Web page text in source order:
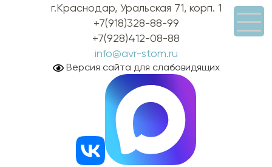
г.Краснодар, Уральская 71, корп. 1
+7(918)328-88-99
+7(928)412-08-88
info@avr-stom.ru
Версия сайта для слабовидящих